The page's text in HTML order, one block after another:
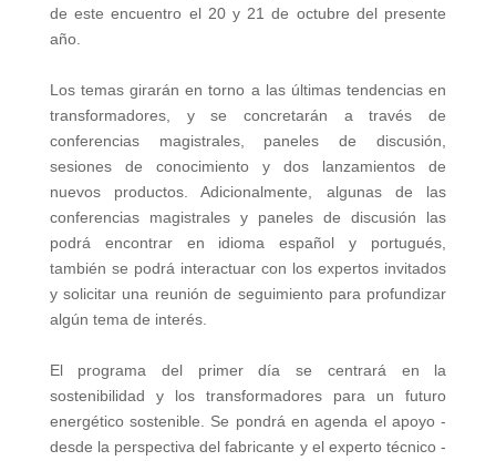
de este encuentro el 20 y 21 de octubre del presente
año.
Los temas girarán en torno a las últimas tendencias en
transformadores, y se concretarán a través de
conferencias magistrales, paneles de discusión,
sesiones de conocimiento y dos lanzamientos de
nuevos productos. Adicionalmente, algunas de las
conferencias magistrales y paneles de discusión las
podrá encontrar en idioma español y portugués,
también se podrá interactuar con los expertos invitados
y solicitar una reunión de seguimiento para profundizar
algún tema de interés.
El programa del primer día se centrará en la
sostenibilidad y los transformadores para un futuro
energético sostenible. Se pondrá en agenda el apoyo -
desde la perspectiva del fabricante y el experto técnico -